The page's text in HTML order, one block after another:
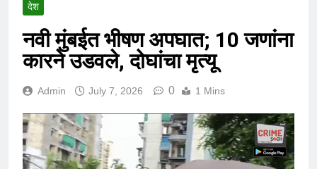
देश
नवी मुंबईत भीषण अपघात; 10 जणांना
कारने उडवले, दोघांचा मृत्यू
Admin July 7, 2026 0 1 Mins